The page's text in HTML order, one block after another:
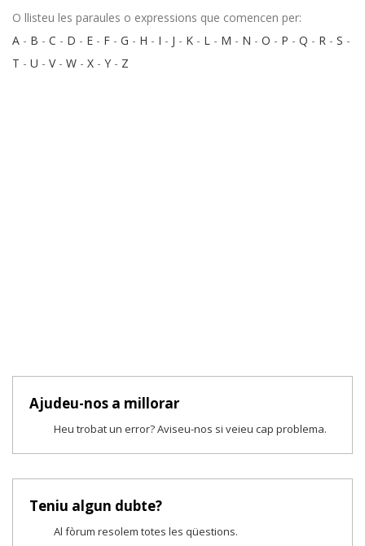
O llisteu les paraules o expressions que comencen per:
A - B - C - D - E - F - G - H - I - J - K - L - M - N - O - P - Q - R - S -
T - U - V- W - X - Y - Z
Ajudeu-nos a millorar
Heu trobat un error? Aviseu-nos si veieu cap problema.
Teniu algun dubte?
Al fòrum resolem totes les qüestions.